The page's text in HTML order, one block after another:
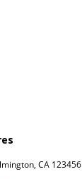
CA 123456